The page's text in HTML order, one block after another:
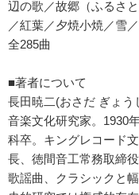
辺の歌／故郷（ふるさ
／紅葉／夕焼小焼／雪
全285曲
■著者について
長田暁二(おさだ ぎょう
音楽文化研究家。1930
科卒。キングレコード
長、徳間音工常務取締
歌謡曲、クラシックと